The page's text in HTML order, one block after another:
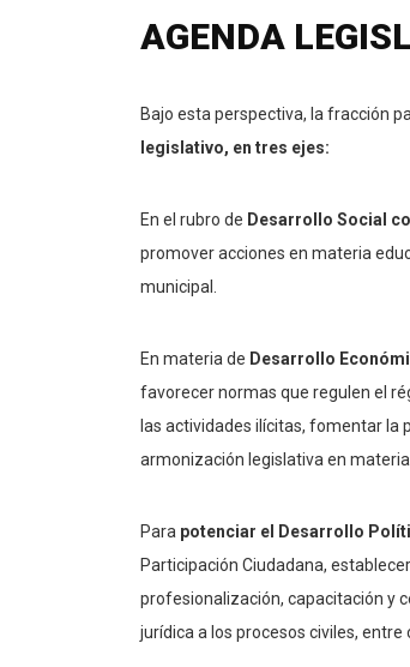
AGENDA
Bajo esta perspectiva, la fracción
legislativo, en tres ejes:
En el rubro de Desarrollo Social
promover acciones en materia
municipal.
En materia de Desarrollo
favorecer normas que regulen el
las actividades ilícitas, fomentar la
armonización legislativa en
Para potenciar el Desarrollo
Participación Ciudadana,
profesionalización, capacitación y
jurídica a los procesos civiles, entre